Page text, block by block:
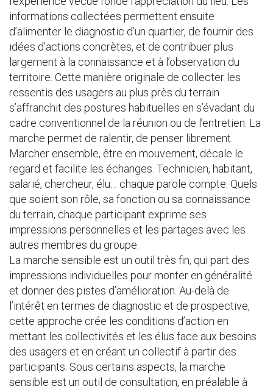
informations collectées permettent ensuite
d’alimenter le diagnostic d’un quartier, de fournir des
idées d’actions concrètes, et de contribuer plus
largement à la connaissance et à l’observation du
territoire. Cette manière originale de collecter les
ressentis des usagers au plus près du terrain
s’affranchit des postures habituelles en s’évadant du
cadre conventionnel de la réunion ou de l’entretien. La
marche permet de ralentir, de penser librement.
Marcher ensemble, être en mouvement, décale le
regard et facilite les échanges. Technicien, habitant,
salarié, chercheur, élu… chaque parole compte. Quels
que soient son rôle, sa fonction ou sa connaissance
du terrain, chaque participant exprime ses
impressions personnelles et les partages avec les
autres membres du groupe.
La marche sensible est un outil très fin, qui part des
impressions individuelles pour monter en généralité
et donner des pistes d’amélioration. Au-delà de
l’intérêt en termes de diagnostic et de prospective,
cette approche crée les conditions d’action en
mettant les collectivités et les élus face aux besoins
des usagers et en créant un collectif à partir des
participants. Sous certains aspects, la marche
sensible est un outil de consultation, en préalable à